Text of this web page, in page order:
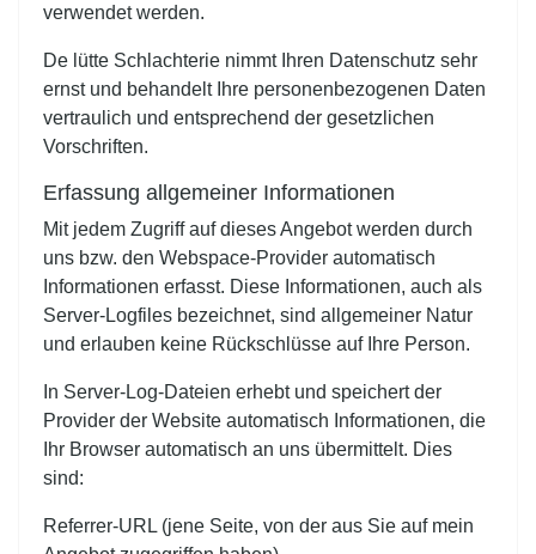
verwendet werden.
De lütte Schlachterie nimmt Ihren Datenschutz sehr
ernst und behandelt Ihre personenbezogenen Daten
vertraulich und entsprechend der gesetzlichen
Vorschriften.
Erfassung allgemeiner Informationen
Mit jedem Zugriff auf dieses Angebot werden durch
uns bzw. den Webspace-Provider automatisch
Informationen erfasst. Diese Informationen, auch als
Server-Logfiles bezeichnet, sind allgemeiner Natur
und erlauben keine Rückschlüsse auf Ihre Person.
In Server-Log-Dateien erhebt und speichert der
Provider der Website automatisch Informationen, die
Ihr Browser automatisch an uns übermittelt. Dies
sind:
Referrer-URL (jene Seite, von der aus Sie auf mein